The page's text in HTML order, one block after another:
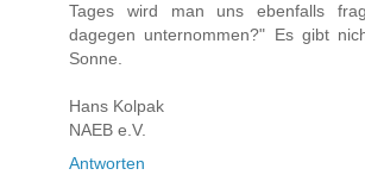
Tages wird man uns ebenfalls
dagegen unternommen?" Es gibt
Sonne.
Hans Kolpak
NAEB e.V.
Antworten